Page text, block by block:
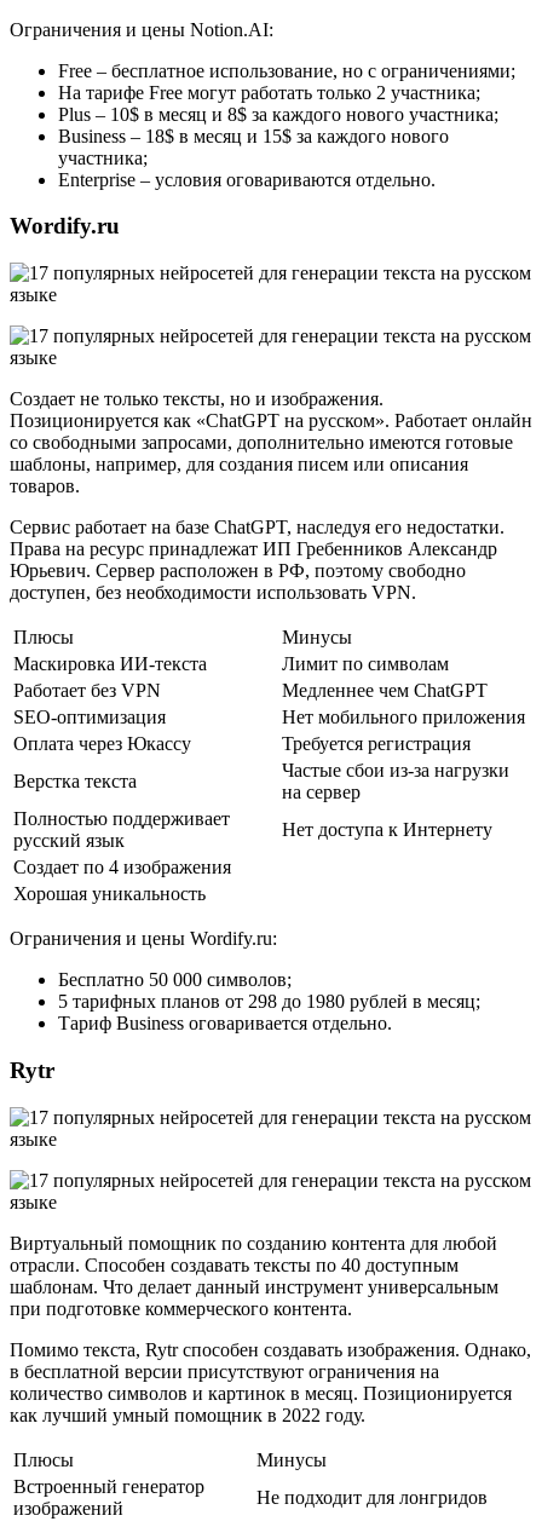
Ограничения и цены Notion.AI:
Free – бесплатное использование, но с ограничениями;
На тарифе Free могут работать только 2 участника;
Plus – 10$ в месяц и 8$ за каждого нового участника;
Business – 18$ в месяц и 15$ за каждого нового
участника;
Enterprise – условия оговариваются отдельно.
Wordify.ru
Создает не только тексты, но и изображения.
Позиционируется как «ChatGPT на русском». Работает онлайн
со свободными запросами, дополнительно имеются готовые
шаблоны, например, для создания писем или описания
товаров.
Сервис работает на базе ChatGPT, наследуя его недостатки.
Права на ресурс принадлежат ИП Гребенников Александр
Юрьевич. Сервер расположен в РФ, поэтому свободно
доступен, без необходимости использовать VPN.
Плюсы
Минусы
Маскировка ИИ-текста
Лимит по символам
Работает без VPN
Медленнее чем ChatGPT
SEO-оптимизация
Нет мобильного приложения
Оплата через Юкассу
Требуется регистрация
Верстка текста
Частые сбои из-за нагрузки
на сервер
Полностью поддерживает
русский язык
Нет доступа к Интернету
Создает по 4 изображения
Хорошая уникальность
Ограничения и цены Wordify.ru:
Бесплатно 50 000 символов;
5 тарифных планов от 298 до 1980 рублей в месяц;
Тариф Business оговаривается отдельно.
Rytr
Виртуальный помощник по созданию контента для любой
отрасли. Способен создавать тексты по 40 доступным
шаблонам. Что делает данный инструмент универсальным
при подготовке коммерческого контента.
Помимо текста, Rytr способен создавать изображения. Однако,
в бесплатной версии присутствуют ограничения на
количество символов и картинок в месяц. Позиционируется
как лучший умный помощник в 2022 году.
Плюсы
Минусы
Встроенный генератор
изображений
Не подходит для лонгридов